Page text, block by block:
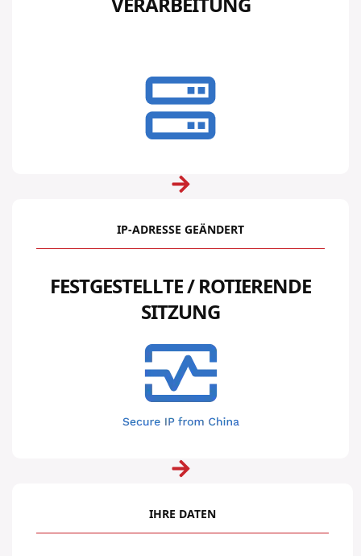
IP-ADRESSE GEÄNDERT
FESTGESTELLTE / ROTIERENDE
SITZUNG
IHRE DATEN